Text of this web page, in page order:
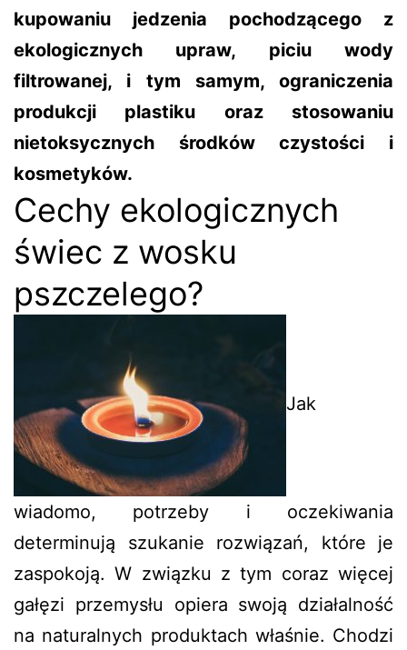
kupowaniu jedzenia pochodzącego z
ekologicznych upraw, piciu wody
filtrowanej, i tym samym, ograniczenia
produkcji plastiku oraz stosowaniu
nietoksycznych środków czystości i
kosmetyków.
Cechy ekologicznych
świec z wosku
pszczelego?
Jak
wiadomo, potrzeby i oczekiwania
determinują szukanie rozwiązań, które je
zaspokoją. W związku z tym coraz więcej
gałęzi przemysłu opiera swoją działalność
na naturalnych produktach właśnie. Chodzi